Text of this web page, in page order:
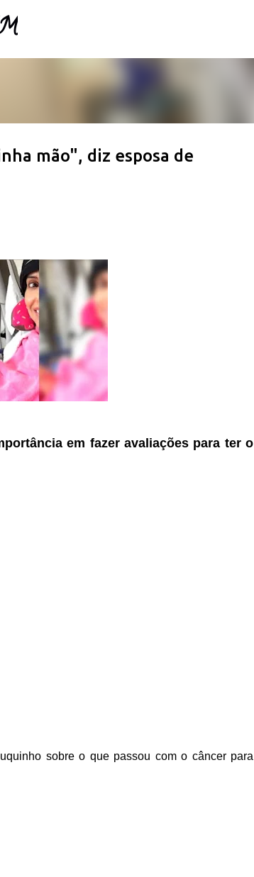
mão", diz esposa de
em fazer avaliações para ter o
sobre o que passou com o câncer para